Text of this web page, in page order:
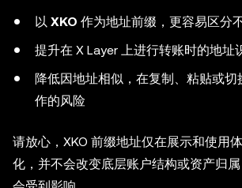
以 XKO 作为地址前缀，更容易区分
提升在 X Layer 上进行转账时的地址
降低因地址相似，在复制、粘贴或
作的风险
请放心，XKO 前缀地址仅在展示和使用
化，并不会改变底层账户结构或资产归